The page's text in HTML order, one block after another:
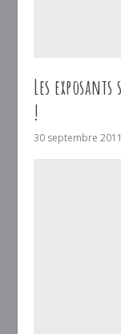
Les
!
30 septembre 2011